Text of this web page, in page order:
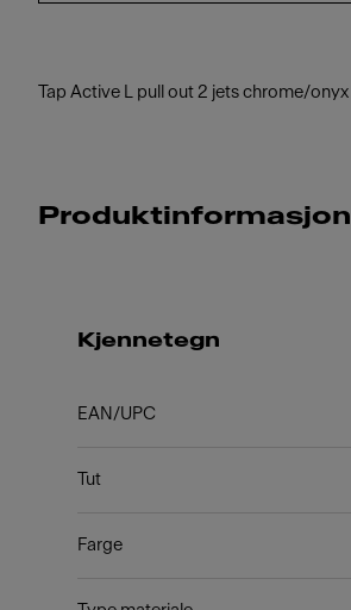
Tap Active L pull out 2 jets chrome/onyx
Produktinformasjon
Kjennetegn
EAN/UPC
Tut
Farge